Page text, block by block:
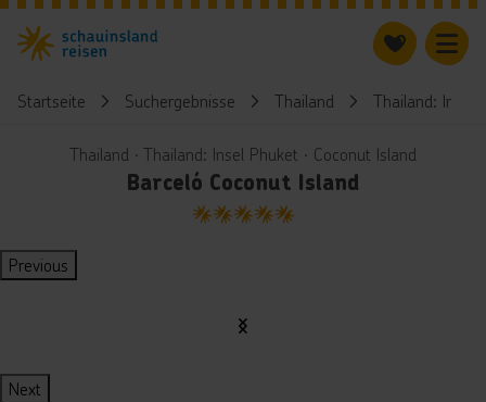
Startseite Suchergebnisse Thailand Thailand: Insel
Thailand ∙ Thailand: Insel Phuket ∙ Coconut Island
Barceló Coconut Island
5
Previous
Next